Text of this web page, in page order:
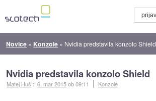
Novice » Konzole » Nvidia predstavila konzolo Shield
Nvidia predstavila konzolo Shield
Matej Huš ::6. mar 2015ob 09:11 Konzole